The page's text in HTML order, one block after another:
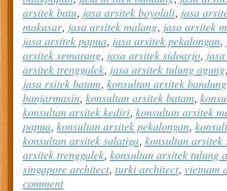
arsitek batu, jasa arsitek boyolali, jasa
makasar, jasa arsitek malang, jasa arsitek
jasa arsitek papua, jasa arsitek pekalongan,
arsitek semarang, jasa arsitek sidoarjo,
arsitek trenggalek, jasa arsitek tulung agung
jasa rsitek batam, konsultan arsitek bandung
banjarmasin, konsultan arsitek batam,
konsultan arsitek kediri, konsultan arsitek
papua, konsultan arsitek pekalongan,
konsultan arsitek salatiga, konsultan arsitek
arsitek trenggalek, konsultan arsitek tulung
singapore architect, turki architect, vietnam
comment